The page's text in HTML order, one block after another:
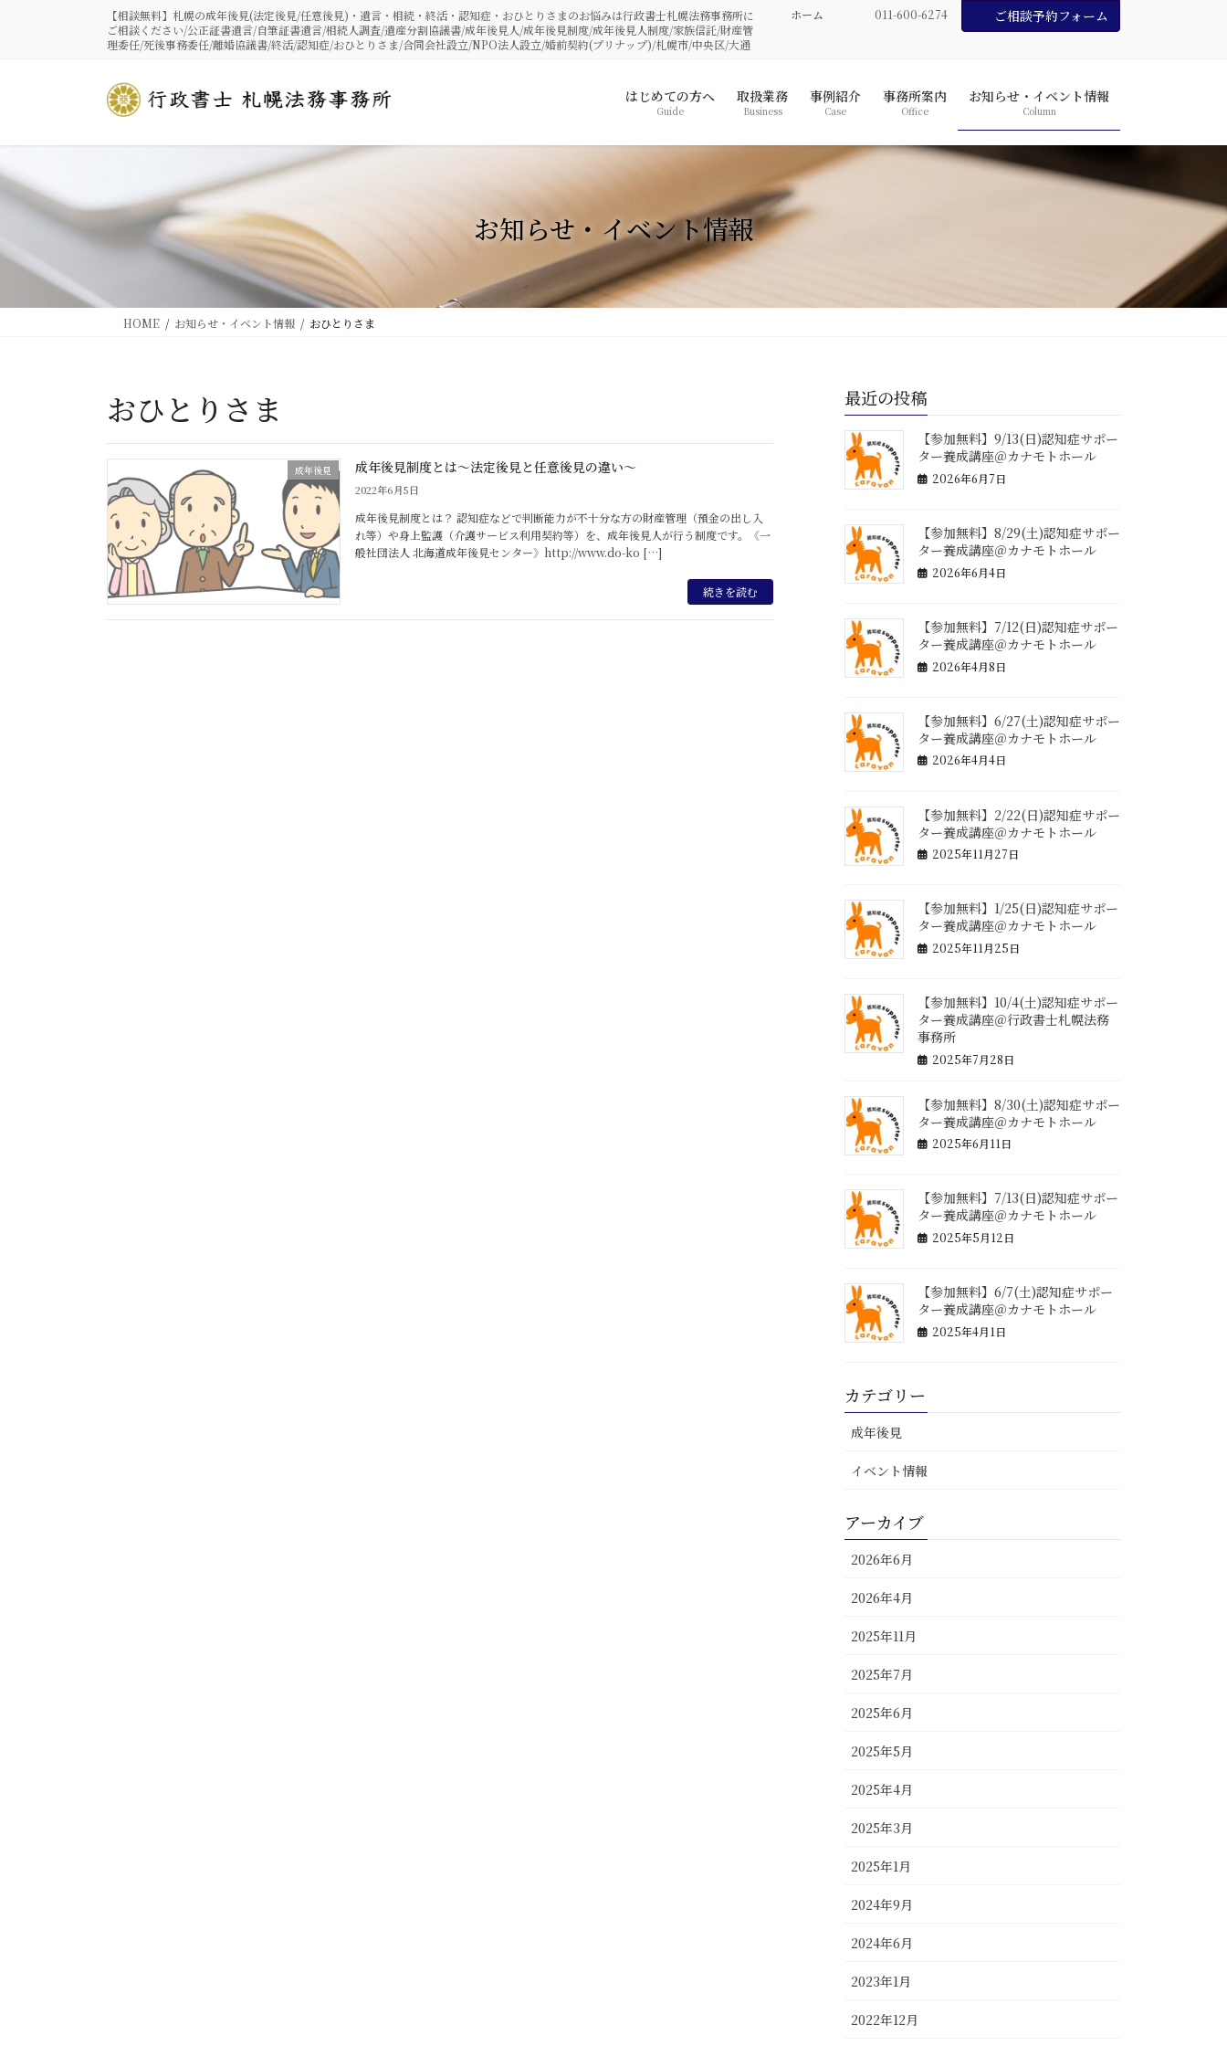
移
ン
移
【相談無料】札幌の成年後見(法定後見/任意後見)・遺言・相続・終活・認知症・おひとりさまのお悩みは行政書士札幌法務事務所に
ご相談ください/公正証書遺言/自筆証書遺言/相続人調査/遺産分割協議書/成年後見人/成年後見制度/成年後見人制度/家族信託/財産管
理委任/死後事務委任/離婚協議書/終活/認知症/おひとりさま/合同会社設立/NPO法人設立/婚前契約(プリナップ)/札幌市/中央区/大通
ホーム 011-600-6274 ご相談予約フォーム
はじめての方へ
Guide
取扱業務
Business
事例紹介
Case
事務所案内
Office
お知らせ・イベント情報
Column
お知らせ・イベント情報
HOME お知らせ・イベント情報 おひとりさま
おひとりさま
成年後見 成年後見制度とは～法定後見と任意後見の違い～
2022年6月5日
成年後見制度とは？ 認知症などで判断能力が不十分な方の財産管理（預金の出し入
れ等）や身上監護（介護サービス利用契約等）を、成年後見人が行う制度です。《一
般社団法人 北海道成年後見センター》http://www.do-ko […]
続きを読む
最近の投稿
【参加無料】9/13(日)認知症サポー
ター養成講座＠カナモトホール
2026年6月7日
【参加無料】8/29(土)認知症サポー
ター養成講座＠カナモトホール
2026年6月4日
【参加無料】7/12(日)認知症サポー
ター養成講座＠カナモトホール
2026年4月8日
【参加無料】6/27(土)認知症サポー
ター養成講座＠カナモトホール
2026年4月4日
【参加無料】2/22(日)認知症サポー
ター養成講座＠カナモトホール
2025年11月27日
【参加無料】1/25(日)認知症サポー
ター養成講座＠カナモトホール
2025年11月25日
【参加無料】10/4(土)認知症サポー
ター養成講座＠行政書士札幌法務
事務所
2025年7月28日
【参加無料】8/30(土)認知症サポー
ター養成講座＠カナモトホール
2025年6月11日
【参加無料】7/13(日)認知症サポー
ター養成講座＠カナモトホール
2025年5月12日
【参加無料】6/7(土)認知症サポー
ター養成講座＠カナモトホール
2025年4月1日
カテゴリー
成年後見
イベント情報
アーカイブ
2026年6月
2026年4月
2025年11月
2025年7月
2025年6月
2025年5月
2025年4月
2025年3月
2025年1月
2024年9月
2024年6月
2023年1月
2022年12月